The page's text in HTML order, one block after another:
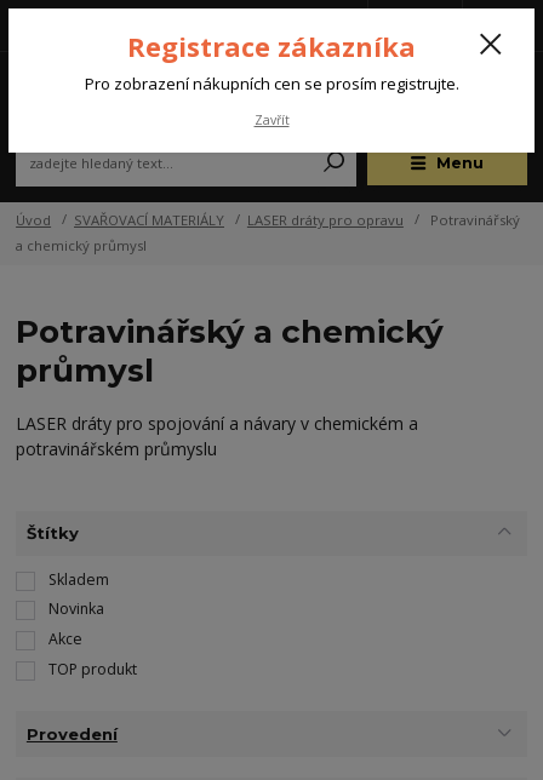
Menu
(Po-Pá, 07:00-15:30 hod.)
Úvod SVAŘOVACÍ MATERIÁLY LASER dráty pro opravu
Potravinářský
a chemický průmysl
Potravinářský a chemický
průmysl
LASER dráty pro spojování a návary v chemickém a
potravinářském průmyslu
Štítky
Skladem
Novinka
Akce
TOP produkt
Provedení
Registrace zákazníka
Pro zobrazení nákupních cen se prosím registrujte.
Zavřít